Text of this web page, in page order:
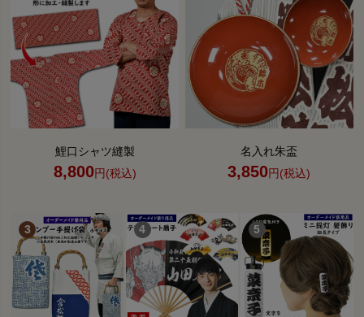
鯉口シャツ縫製
8,800円(税込)
名入れ朱盃
3,850円(税込)